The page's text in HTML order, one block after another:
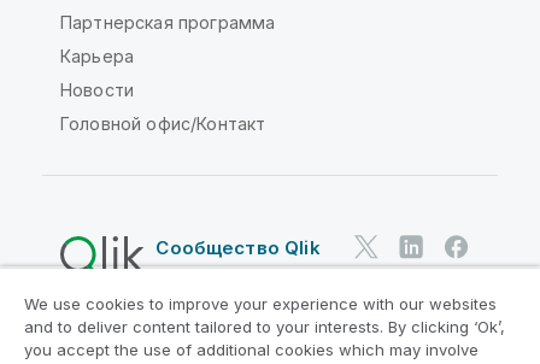
Партнерская программа
Карьера
Новости
Головной офис/Контакт
Сообщество Qlik
Юридические соглашения
Условия использования продуктов
We use cookies to improve your experience with our websites
and to deliver content tailored to your interests. By clicking ‘Ok’,
you accept the use of additional cookies which may involve